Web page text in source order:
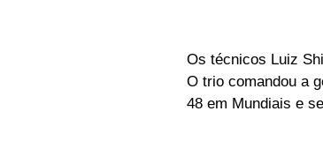
Os técnicos Luiz
O trio comandou a
48 em Mundiais e